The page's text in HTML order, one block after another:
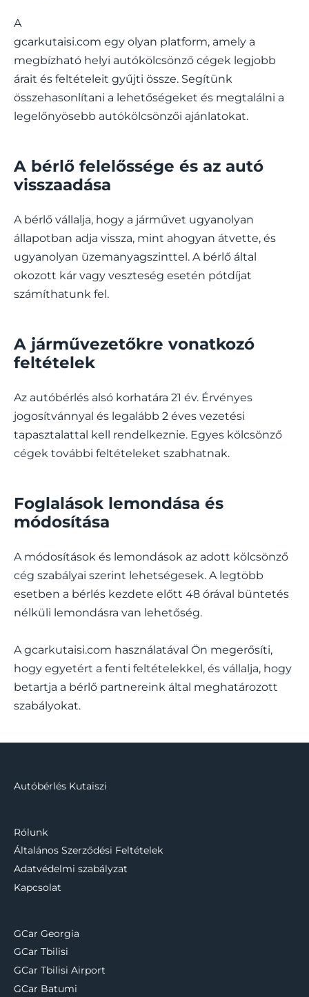
A
gcarkutaisi.com egy olyan platform, amely a
megbízható helyi autókölcsönző cégek legjobb
árait és feltételeit gyűjti össze. Segítünk
összehasonlítani a lehetőségeket és megtalálni a
legelőnyösebb autókölcsönzői ajánlatokat.
A bérlő felelőssége és az autó
visszaadása
A bérlő vállalja, hogy a járművet ugyanolyan
állapotban adja vissza, mint ahogyan átvette, és
ugyanolyan üzemanyagszinttel. A bérlő által
okozott kár vagy veszteség esetén pótdíjat
számíthatunk fel.
A járművezetőkre vonatkozó
feltételek
Az autóbérlés alsó korhatára 21 év. Érvényes
jogosítvánnyal és legalább 2 éves vezetési
tapasztalattal kell rendelkeznie. Egyes kölcsönző
cégek további feltételeket szabhatnak.
Foglalások lemondása és
módosítása
A módosítások és lemondások az adott kölcsönző
cég szabályai szerint lehetségesek. A legtöbb
esetben a bérlés kezdete előtt 48 órával büntetés
nélküli lemondásra van lehetőség.
A gcarkutaisi.com használatával Ön megerősíti,
hogy egyetért a fenti feltételekkel, és vállalja, hogy
betartja a bérlő partnereink által meghatározott
szabályokat.
Autóbérlés Kutaiszi
Rólunk
Általános Szerződési Feltételek
Adatvédelmi szabályzat
Kapcsolat
GCar Georgia
GCar Tbilisi
GCar Tbilisi Airport
GCar Batumi